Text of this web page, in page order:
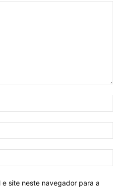
e site neste navegador para a